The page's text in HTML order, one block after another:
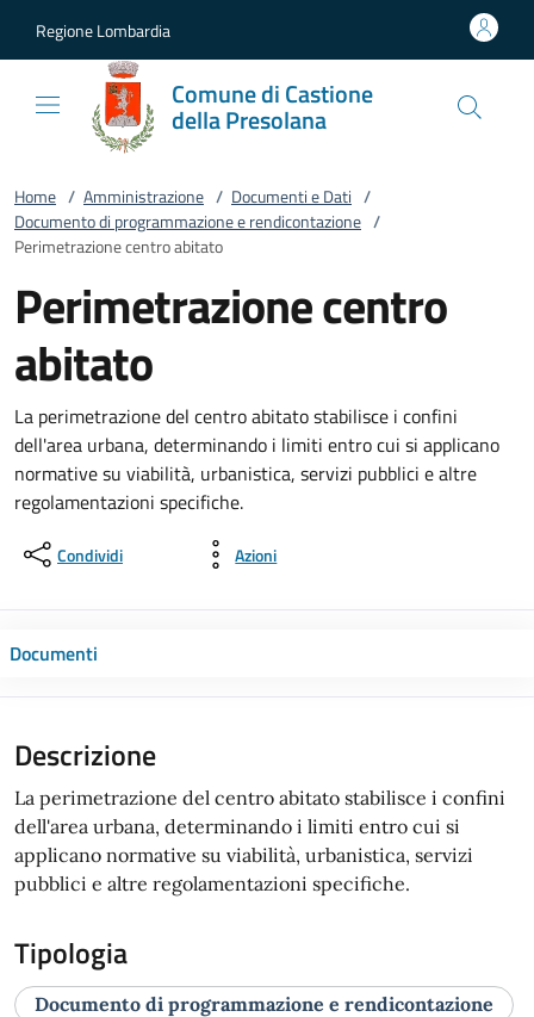
Regione Lombardia
Comune di Castione
della Presolana
Home / Amministrazione / Documenti e Dati /
Documento di programmazione e rendicontazione /
Perimetrazione centro abitato
Perimetrazione centro
abitato
La perimetrazione del centro abitato stabilisce i confini
dell'area urbana, determinando i limiti entro cui si applicano
normative su viabilità, urbanistica, servizi pubblici e altre
regolamentazioni specifiche.
Condividi Azioni
Documenti
Descrizione
La perimetrazione del centro abitato stabilisce i confini
dell'area urbana, determinando i limiti entro cui si
applicano normative su viabilità, urbanistica, servizi
pubblici e altre regolamentazioni specifiche.
Tipologia
Documento di programmazione e rendicontazione